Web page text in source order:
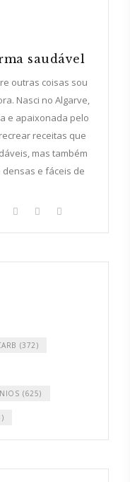
saudável
outras coisas sou
Nasci no Algarve,
e apaixonada pelo
receitas que
mas também
e fáceis de
(372)
(625)